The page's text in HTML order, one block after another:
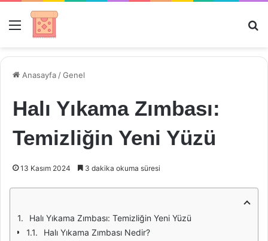
Menü
Anasayfa /Genel
Halı Yıkama Zımbası:
Temizliğin Yeni Yüzü
13 Kasım 2024 3 dakika okuma süresi
Halı Yıkama Zımbası: Temizliğin Yeni Yüzü
Halı Yıkama Zımbası Nedir?